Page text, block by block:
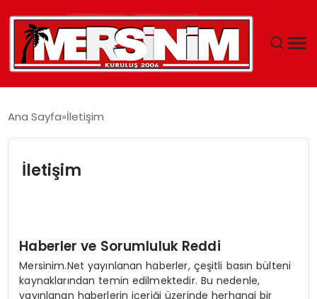
YAŞAM
GÜNCEL
EĞITIM
SPOR
Ana Sayfa İletişim
İletişim
Haberler ve Sorumluluk Reddi
Mersinim.Net yayınlanan haberler, çeşitli basın bülteni
kaynaklarından temin edilmektedir. Bu nedenle,
yayınlanan haberlerin içeriği üzerinde herhangi bir